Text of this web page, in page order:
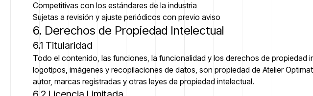
Competitivas con los estándares de la industria
Sujetas a revisión y ajuste periódicos con previo aviso
6. Derechos de Propiedad Intelectual
6.1 Titularidad
Todo el contenido, las funciones, la funcionalidad y los derechos de
logotipos, imágenes y recopilaciones de datos, son propiedad de Atelier
autor, marcas registradas y otras leyes de propiedad intelectual.